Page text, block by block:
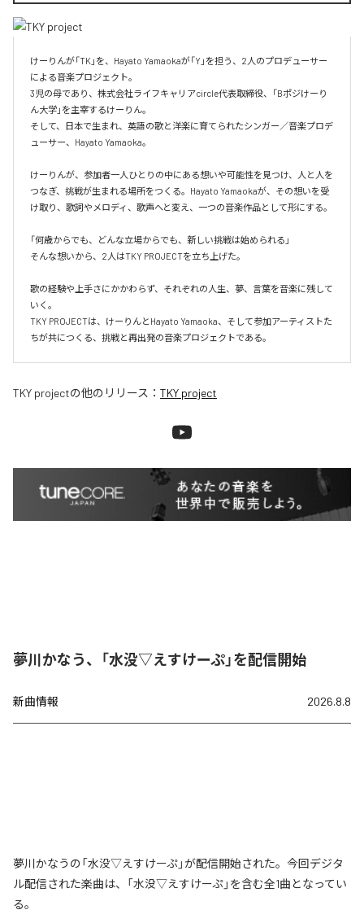
けーりんが「TK」を、Hayato Yamaokaが「Y」を担う、2人のプロデューサー
による音楽プロジェクト。
3児の母であり、株式会社ライフキャリアcircle代表取締役、「Bポジけーり
ん大学」を主宰するけーりん。
そして、日本で生まれ、英語の歌と洋楽に育てられたシンガー／音楽プロデ
ューサー、Hayato Yamaoka。
けーりんが、参加者一人ひとりの中にある想いや可能性を見つけ、人と人を
つなぎ、挑戦が生まれる場所をつくる。Hayato Yamaokaが、その想いを受
け取り、歌詞やメロディ、歌声へと変え、一つの音楽作品として形にする。
「何歳からでも、どんな立場からでも、新しい挑戦は始められる」
そんな想いから、2人はTKY PROJECTを立ち上げた。
歌の経験や上手さにかかわらず、それぞれの人生、夢、言葉を音楽に残して
いく。
TKY PROJECTは、けーりんとHayato Yamaoka、そして参加アーティストた
ちが共につくる、挑戦と再出発の音楽プロジェクトである。
TKY projectの他のリリース： TKY project
夢川かなう、「水没▽えすけーぷ」を配信開始
新曲情報 2026.8.8
夢川かなうの「水没▽えすけーぷ」が配信開始された。今回デジタ
ル配信された楽曲は、「水没▽えすけーぷ」を含む全1曲となってい
る。